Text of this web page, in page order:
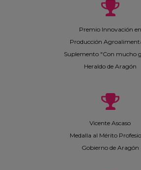
Premio Innovación en
Producción
Suplemento "Con mucho
Heraldo de Aragón
Vicente Ascaso
Medalla al Mérito
Gobierno de Aragón